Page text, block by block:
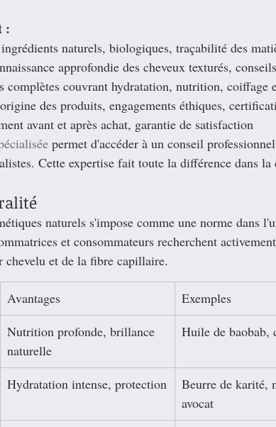
:
naturels, biologiques, traçabilité des
approfondie des cheveux texturés,
complètes couvrant hydratation, nutrition, coiffage
des produits, engagements éthiques,
avant et après achat, garantie de satisfaction
permet d'accéder à un conseil
Cette expertise fait toute la différence dans
naturels s'impose comme une norme dans
et consommateurs recherchent
chevelu et de la fibre capillaire.
Avantages
Exemples
Nutrition profonde, brillance
naturelle
Huile de baobab,
Hydratation intense, protection
Beurre de karité,
avocat